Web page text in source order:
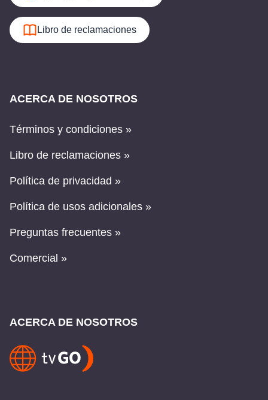
Libro de reclamaciones
ACERCA DE NOSOTROS
Términos y condiciones »
Libro de reclamaciones »
Política de privacidad »
Política de usos adicionales »
Preguntas frecuentes »
Comercial »
ACERCA DE NOSOTROS